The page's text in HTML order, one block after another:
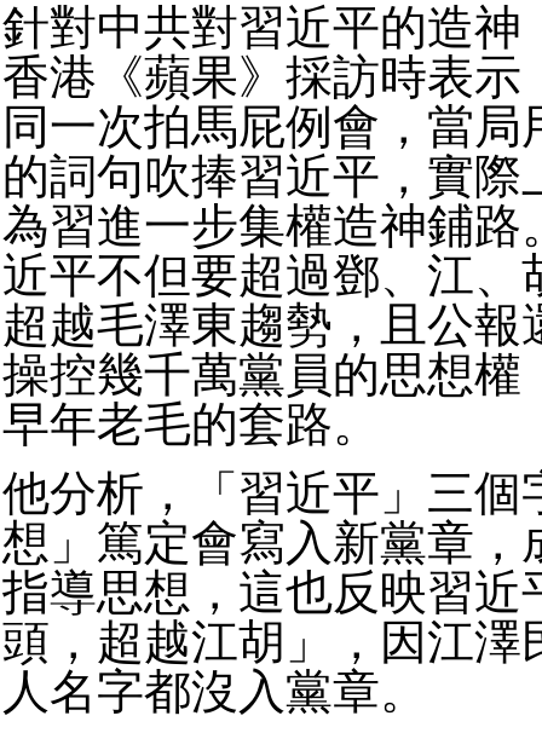
針對中共對習近平的造神
香港《蘋果》採訪時表示
同一次拍馬屁例會，當局
的詞句吹捧習近平，實際
為習進一步集權造神鋪路
近平不但要超過鄧、江、
超越毛澤東趨勢，且公報
操控幾千萬黨員的思想權
早年老毛的套路。
他分析，「習近平」三個
想」篤定會寫入新黨章，
指導思想，這也反映習近
頭，超越江胡」，因江澤
人名字都沒入黨章。